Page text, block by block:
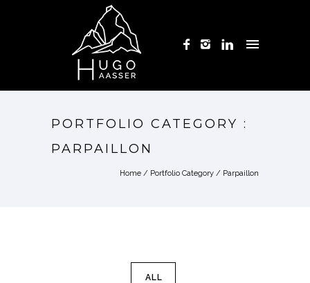
PORTFOLIO CATEGORY :
PARPAILLON
Home / Portfolio Category / Parpaillon
ALL